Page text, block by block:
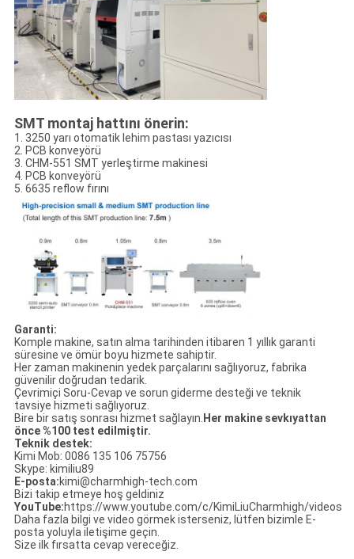
SMT montaj hattını önerin:
1. 3250 yarı otomatik lehim pastası yazıcısı
2. PCB konveyörü
3. CHM-551 SMT yerleştirme makinesi
4. PCB konveyörü
5. 6635 reflow fırını
Garanti:
Komple makine, satın alma tarihinden itibaren 1 yıllık garanti
süresine ve ömür boyu hizmete sahiptir.
Her zaman makinenin yedek parçalarını sağlıyoruz, fabrika
güvenilir doğrudan tedarik.
Çevrimiçi Soru-Cevap ve sorun giderme desteği ve teknik
tavsiye hizmeti sağlıyoruz.
Bire bir satış sonrası hizmet sağlayın. Her makine sevkıyattan
önce %100 test edilmiştir.
Teknik destek:
Kimi Mob: 0086 135 106 75756
Skype: kimiliu89
E-posta:kimi@charmhigh-tech.com
Bizi takip etmeye hoş geldiniz
YouTube:https://www.youtube.com/c/KimiLiuCharmhigh/videos
Daha fazla bilgi ve video görmek isterseniz, lütfen bizimle E-
posta yoluyla iletişime geçin.
Size ilk fırsatta cevap vereceğiz.